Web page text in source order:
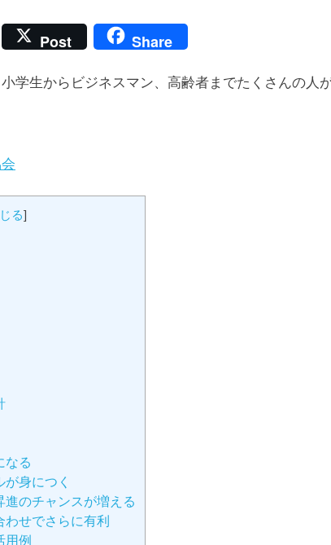
Hatena
Post Share
学生からビジネスマン、高齢者までたくさんの人
る]
なる
身につく
進のチャンスが増える
わせでさらに有利
用例